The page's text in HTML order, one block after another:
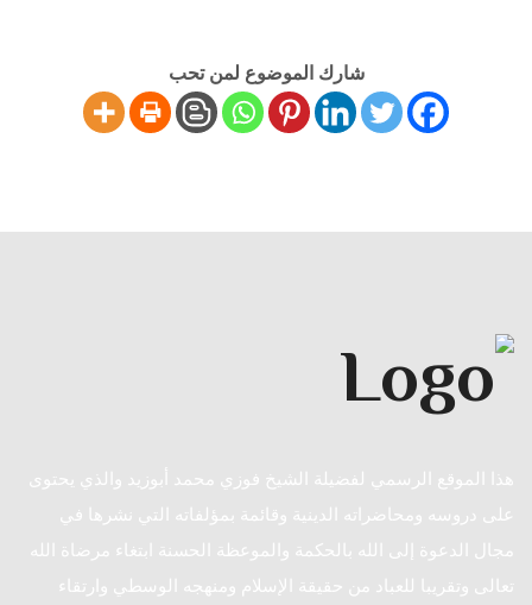
شارك الموضوع لمن تحب
هذا الموقع الرسمي لفضيلة الشيخ فوزي محمد أبوزيد والذي يحتوى
على دروسه ومحاضراته الدينية وقائمة بمؤلفاته التي نشرها في
مجال الدعوة إلى الله بالحكمة والموعظة الحسنة ابتغاء مرضاة الله
تعالى وتقريبا للعباد من حقيقة الإسلام ومنهجه الوسطي وارتقاء